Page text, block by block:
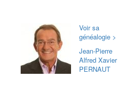
Voir sa
généalogie >
Jean-Pierre
Alfred Xavier
PERNAUT